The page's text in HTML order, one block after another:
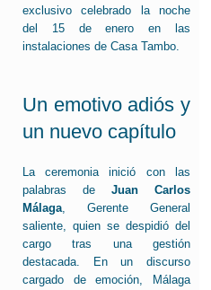
exclusivo celebrado la noche
del 15 de enero en las
instalaciones de Casa Tambo.
Un emotivo adiós y
un nuevo capítulo
La ceremonia inició con las
palabras de Juan Carlos
Málaga, Gerente General
saliente, quien se despidió del
cargo tras una gestión
destacada. En un discurso
cargado de emoción, Málaga